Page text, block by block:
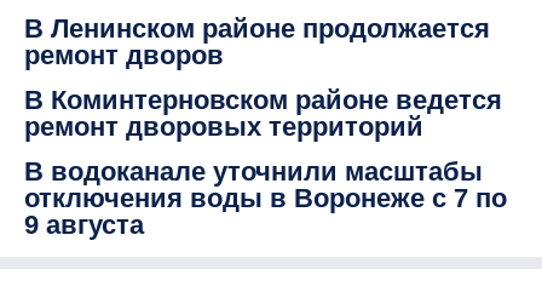
В Ленинском районе продолжается
ремонт дворов
В Коминтерновском районе ведется
ремонт дворовых территорий
В водоканале уточнили масштабы
отключения воды в Воронеже с 7 по
9 августа